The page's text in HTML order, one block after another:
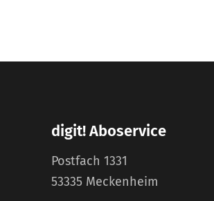
digit! Aboservice
Postfach 1331
53335 Meckenheim